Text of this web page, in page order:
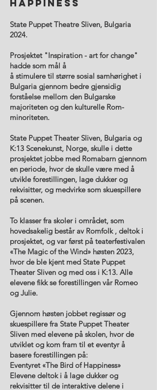
HAPPINESS
State Puppet Theatre Sliven, Bulgaria
2024.
Prosjektet "Inspiration - art for change"
hadde som mål å
å stimulere til større sosial samhørighet i
Bulgaria gjennom bedre gjensidig
forståelse mellom den Bulgarske
majoriteten og den kulturelle Rom-
minoriteten.
State Puppet Theater Sliven, Bulgaria og
K:13 Scenekunst, Norge, skulle i dette
prosjektet jobbe med Romabarn gjennom
en periode, hvor de skulle være med å
utvikle forestillingen, lage dukker og
rekvisitter, og medvirke som skuespillere
på scenen.
To klasser fra skoler i området, som
hovedsakelig består av Romfolk , deltok i
prosjektet, og var først på teaterfestivalen
«The Magic of the Wind» høsten 2023,
hvor de ble kjent med State Puppet
Theater Sliven og med oss i K:13. Alle
elevene fikk se forestillingen vår Romeo
og Julie.
Gjennom høsten jobbet regissør og
skuespillere fra State Puppet Theater
Sliven med elevene på skolen, hvor de
utviklet og kom fram til et eventyr å
basere forestillingen på:
Eventyret «The Bird of Happiness»
Elevene deltok i å lage dukker og
rekvisitter til de interaktive delene i